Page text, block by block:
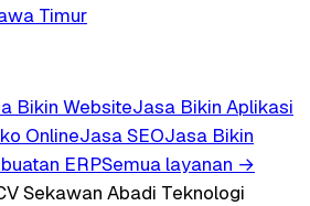
Timur
Bikin WebsiteJasa Bikin Aplikasi
OnlineJasa SEOJasa Bikin
ERPSemua layanan →
Sekawan Abadi Teknologi